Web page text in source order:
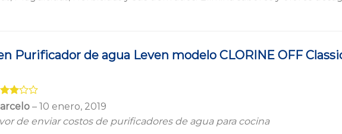
Purificador de agua Leven modelo CLORINE OFF
5
– 10 enero, 2019
de enviar costos de purificadores de agua para cocina